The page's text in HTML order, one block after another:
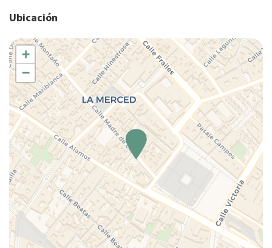
de pago elegido.
Lavadora
Lavadora/Secadora
Microondas
Nevera
Nociones básicas de cocina
Perchas
Platos y cubiertos
Ropa de cama
Secador de pelo
Se permiten estancias largas
TV
Wifi wireless
Ubicación
+
−